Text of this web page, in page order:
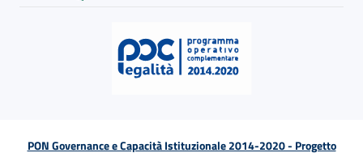
PON Governance e Capacità Istituzionale 2014-2020 - Progetto